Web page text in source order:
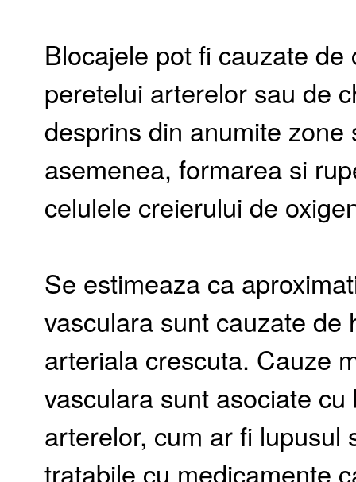
Blocajele pot fi cauzate
peretelui arterelor sau de
desprins din anumite
asemenea, formarea si
celulele creierului de
Se estimeaza ca
vasculara sunt cauzate
arteriala crescuta. Cauze
vasculara sunt asociate
arterelor, cum ar fi
tratabile cu medicamente